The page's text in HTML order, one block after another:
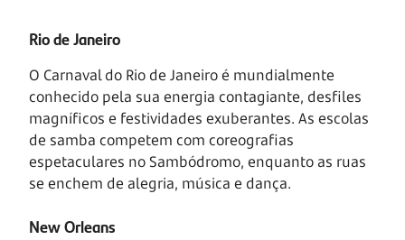
Rio de Janeiro
O Carnaval do Rio de Janeiro é mundialmente
conhecido pela sua energia contagiante, desfiles
magníficos e festividades exuberantes. As escolas
de samba competem com coreografias
espetaculares no Sambódromo, enquanto as ruas
se enchem de alegria, música e dança.
New Orleans